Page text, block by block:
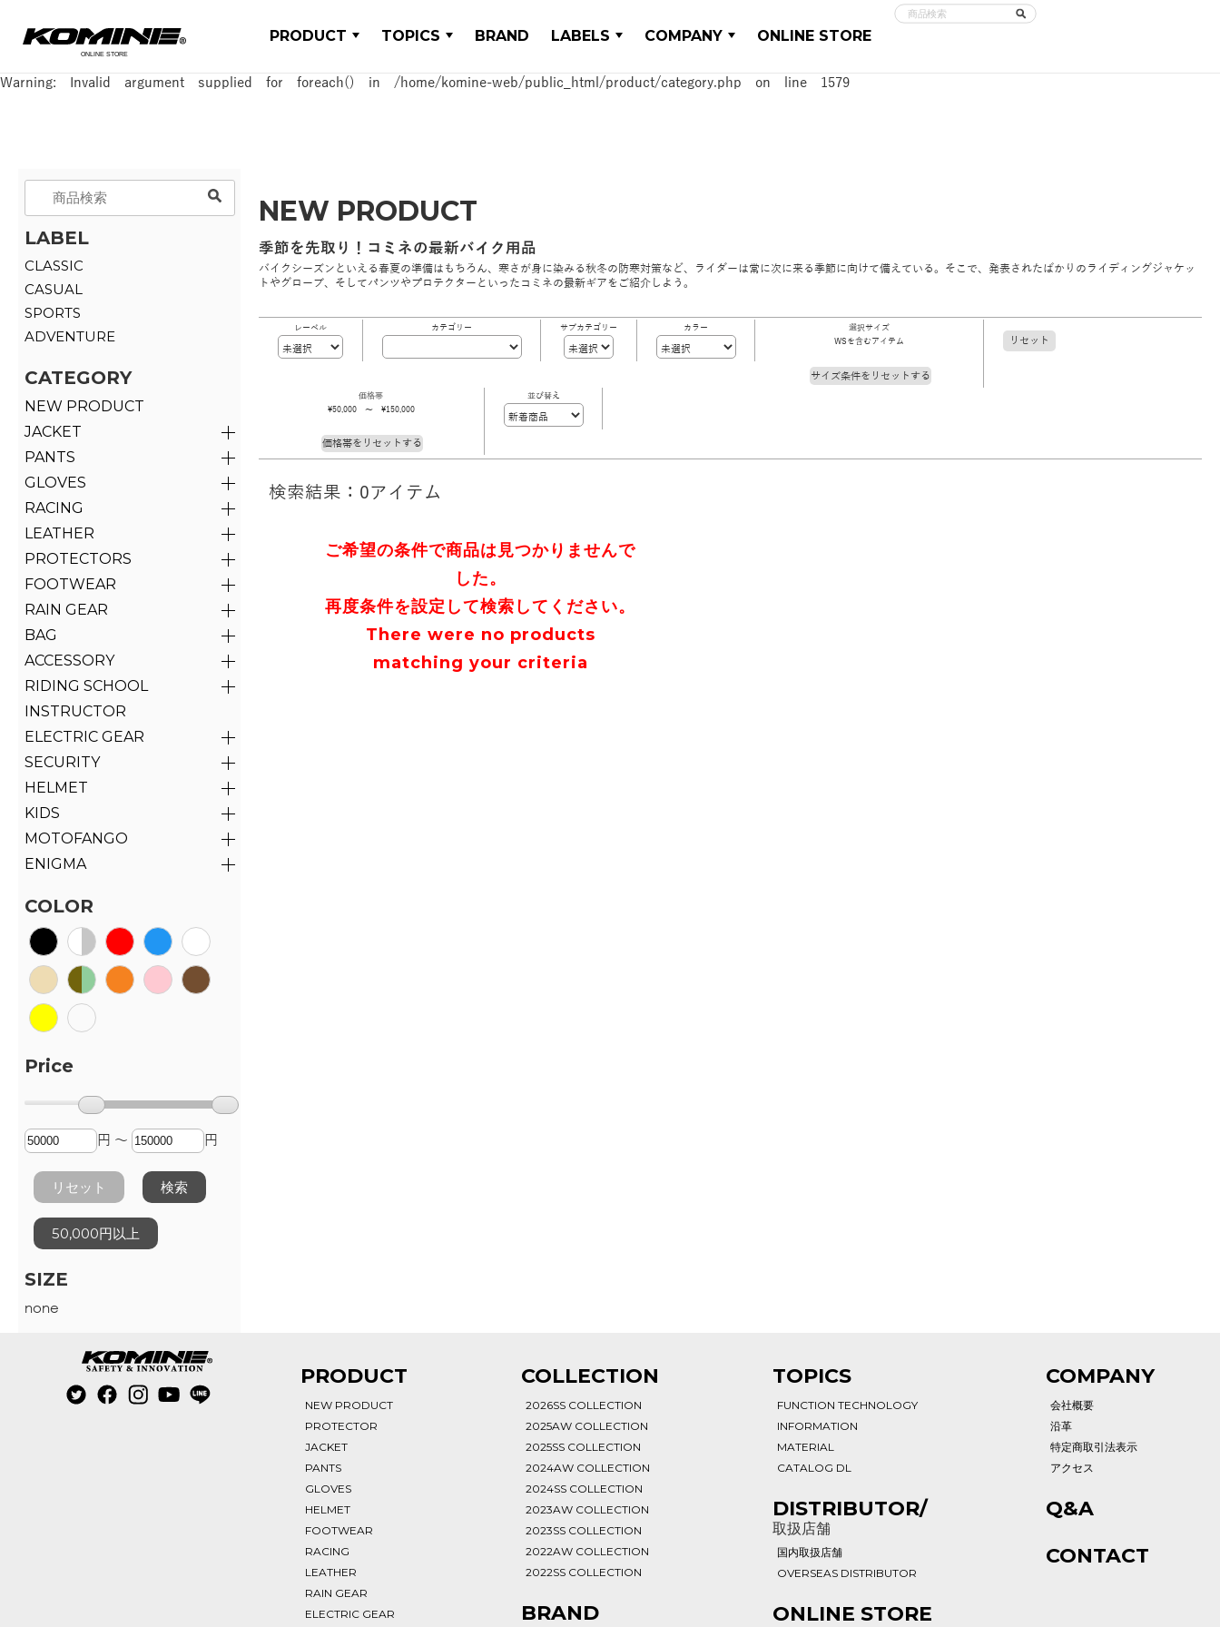
Warning: Invalid argument supplied for foreach() in/home/komine-web/public_html/product/category.php on line868
Warning: Invalid argument supplied for foreach() in /home/komine-web/public_html/product/category.php on line 1579
PRODUCT TOPICS BRAND LABELS COMPANY ONLINE STORE
LABEL
CLASSIC
CASUAL
SPORTS
ADVENTURE
CATEGORY
NEW PRODUCT
JACKET
PANTS
GLOVES
RACING
LEATHER
PROTECTORS
FOOTWEAR
RAIN GEAR
BAG
ACCESSORY
RIDING SCHOOL
INSTRUCTOR
ELECTRIC GEAR
SECURITY
HELMET
KIDS
MOTOFANGO
ENIGMA
COLOR
Price
円 ～ 円
リセット 検索
50,000円以上
SIZE
none
NEW PRODUCT
季節を先取り！コミネの最新バイク用品
バイクシーズンといえる春夏の準備はもちろん、寒さが身に染みる秋冬の防寒対策など、ライダーは常に次に来る季節に向けて備えている。そこで、発表されたばかりのライディングジャケッ
トやグローブ、そしてパンツやプロテクターといったコミネの最新ギアをご紹介しよう。
レーベル カテゴリー サブカテゴリー カラー
選択サイズ
WSを含むアイテム
サイズ条件をリセットする
価格帯
\50,000 ～ \150,000
価格帯をリセットする
並び替え
リセット
検索結果：0アイテム
ご希望の条件で商品は見つかりませんで
した。
再度条件を設定して検索してください。
There were no products
matching your criteria
PRODUCT
NEW PRODUCT
PROTECTOR
JACKET
PANTS
GLOVES
HELMET
FOOTWEAR
RACING
LEATHER
RAIN GEAR
ELECTRIC GEAR
COLLECTION
2026SS COLLECTION
2025AW COLLECTION
2025SS COLLECTION
2024AW COLLECTION
2024SS COLLECTION
2023AW COLLECTION
2023SS COLLECTION
2022AW COLLECTION
2022SS COLLECTION
BRAND
TOPICS
FUNCTION TECHNOLOGY
INFORMATION
MATERIAL
CATALOG DL
DISTRIBUTOR/
取扱店舗
国内取扱店舗
OVERSEAS DISTRIBUTOR
ONLINE STORE
COMPANY
会社概要
沿革
特定商取引法表示
アクセス
Q&A
CONTACT